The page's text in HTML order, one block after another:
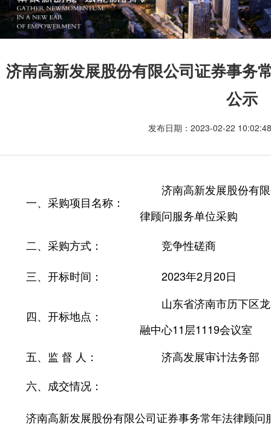
济南高新发展股份有限公司证券事务
公示
发布日期：2023-02-22
一、采购项目名称：
济南高新发展股份有
律顾问服务单位采购
二、采购方式：
竞争性磋商
三、开标时间：
2023年2月20日
四、开标地点：
山东省济南市历下区
融中心11层1119会议室
五、监 督 人：
济高发展审计法务部
六、成交情况：
济南高新发展股份有限公司证券事务常年法律顾问